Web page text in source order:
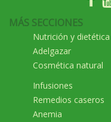
MÁS SECCIONES
Nutrición y dietética
Adelgazar
Cosmética natural
Infusiones
Remedios caseros
Anemia